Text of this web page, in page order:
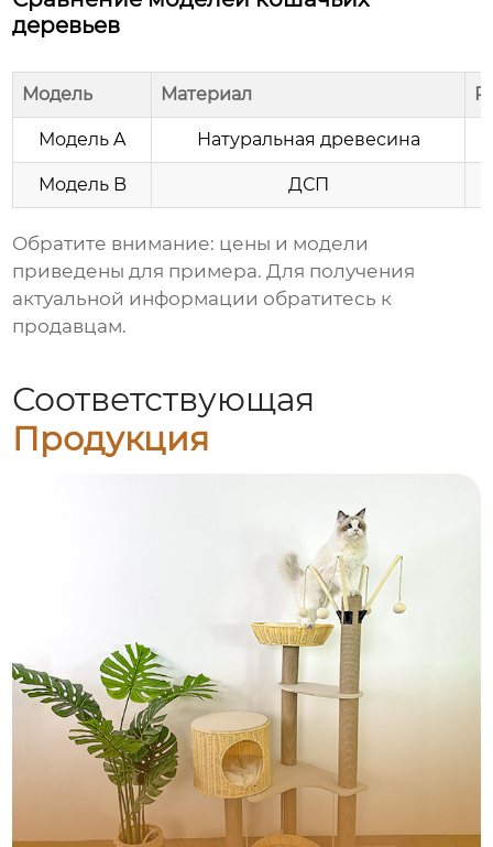
деревьев
Модель Материал
Модель A Натуральная древесина
Модель B ДСП
Обратите внимание: цены и модели
приведены для примера. Для получения
актуальной информации обратитесь к
продавцам.
Соответствующая
Продукция